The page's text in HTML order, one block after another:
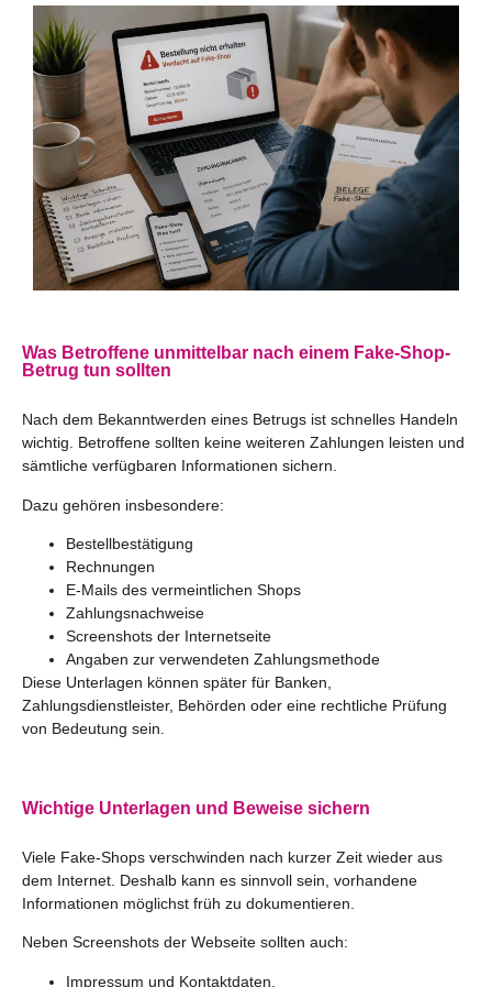
Was Betroffene unmittelbar nach einem Fake-Shop-
Betrug tun sollten
Nach dem Bekanntwerden eines Betrugs ist schnelles Handeln
wichtig. Betroffene sollten keine weiteren Zahlungen leisten und
sämtliche verfügbaren Informationen sichern.
Dazu gehören insbesondere:
Bestellbestätigung
Rechnungen
E-Mails des vermeintlichen Shops
Zahlungsnachweise
Screenshots der Internetseite
Angaben zur verwendeten Zahlungsmethode
Diese Unterlagen können später für Banken,
Zahlungsdienstleister, Behörden oder eine rechtliche Prüfung
von Bedeutung sein.
Wichtige Unterlagen und Beweise sichern
Viele Fake-Shops verschwinden nach kurzer Zeit wieder aus
dem Internet. Deshalb kann es sinnvoll sein, vorhandene
Informationen möglichst früh zu dokumentieren.
Neben Screenshots der Webseite sollten auch:
Impressum und Kontaktdaten,